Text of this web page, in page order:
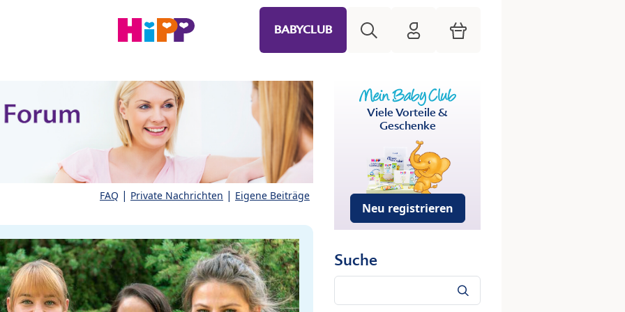
BABYCLUB HiPP Mein Babyclub
Warenkorb
FAQ | Private Nachrichten | Eigene Beiträge
Viele Vorteile &
Geschenke
Neu registrieren
Suche